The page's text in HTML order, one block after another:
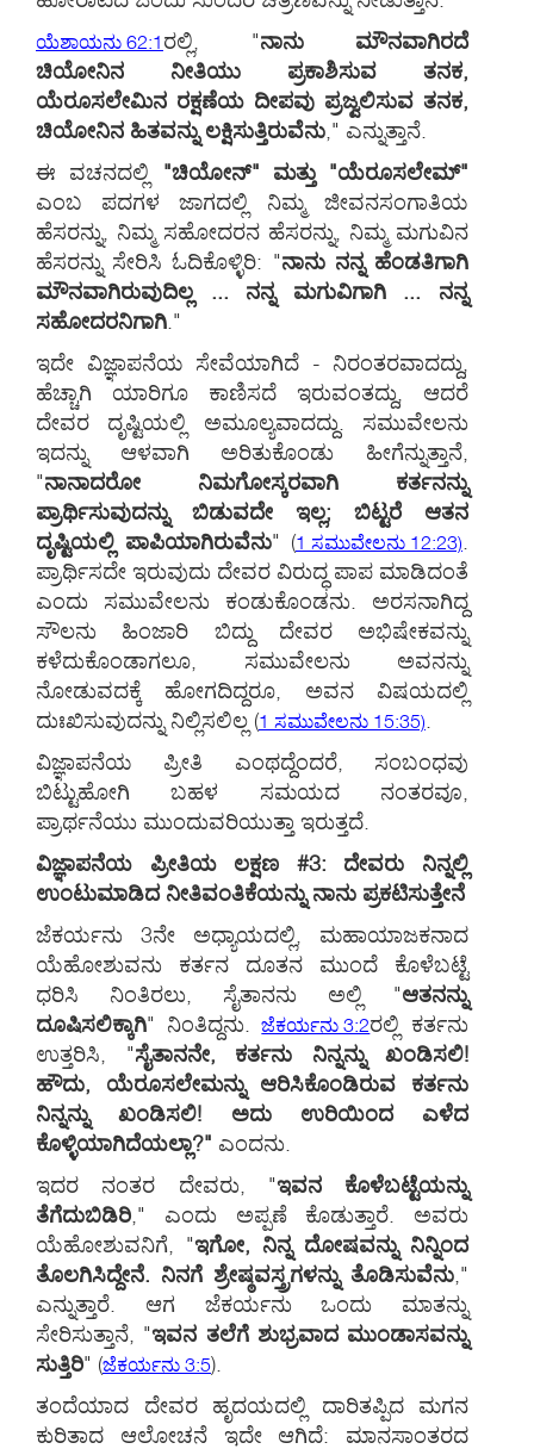
ಯೆಶಾಯನು 62:1 ರಲ್ಲಿ, "ನಾನು ಮೌನವಾಗಿರದೆ
ಚಿಯೋನಿನ ನೀತಿಯು ಪ್ರಕಾಶಿಸುವ ತನಕ,
ಯೆರೂಸಲೇಮಿನ ರಕ್ಷಣೆಯ ದೀಪವು ಪ್ರಜ್ವಲಿಸುವ ತನಕ,
ಚಿಯೋನಿನ ಹಿತವನ್ನು ಲಕ್ಷಿಸುತ್ತಿರುವೆನು ," ಎನ್ನುತ್ತಾನೆ.
ಈ ವಚನದಲ್ಲಿ "ಚಿಯೋನ್" ಮತ್ತು "ಯೆರೂಸಲೇಮ್"
ಎಂಬ ಪದಗಳ ಜಾಗದಲ್ಲಿ ನಿಮ್ಮ ಜೀವನಸಂಗಾತಿಯ
ಹೆಸರನ್ನು, ನಿಮ್ಮ ಸಹೋದರನ ಹೆಸರನ್ನು, ನಿಮ್ಮ ಮಗುವಿನ
ಹೆಸರನ್ನು ಸೇರಿಸಿ ಓದಿಕೊಳ್ಳಿರಿ: "ನಾನು ನನ್ನ ಹೆಂಡತಿಗಾಗಿ
ಮೌನವಾಗಿರುವುದಿಲ್ಲ ... ನನ್ನ ಮಗುವಿಗಾಗಿ ... ನನ್ನ
ಸಹೋದರನಿಗಾಗಿ ."
ಇದೇ ವಿಜ್ಞಾಪನೆಯ ಸೇವೆಯಾಗಿದೆ - ನಿರಂತರವಾದದ್ದು,
ಹೆಚ್ಚಾಗಿ ಯಾರಿಗೂ ಕಾಣಿಸದೆ ಇರುವಂತದ್ದು, ಆದರೆ
ದೇವರ ದೃಷ್ಟಿಯಲ್ಲಿ ಅಮೂಲ್ಯವಾದದ್ದು. ಸಮುವೇಲನು
ಇದನ್ನು ಆಳವಾಗಿ ಅರಿತುಕೊಂಡು ಹೀಗೆನ್ನುತ್ತಾನೆ,
"ನಾನಾದರೋ ನಿಮಗೋಸ್ಕರವಾಗಿ ಕರ್ತನನ್ನು
ಪ್ರಾರ್ಥಿಸುವುದನ್ನು ಬಿಡುವದೇ ಇಲ್ಲ; ಬಿಟ್ಟರೆ ಆತನ
ದೃಷ್ಟಿಯಲ್ಲಿ ಪಾಪಿಯಾಗಿರುವೆನು" (1 ಸಮುವೇಲನು 12:23)
ಪ್ರಾರ್ಥಿಸದೇ ಇರುವುದು ದೇವರ ವಿರುದ್ಧ ಪಾಪ ಮಾಡಿದಂತೆ
ಎಂದು ಸಮುವೇಲನು ಕಂಡುಕೊಂಡನು. ಅರಸನಾಗಿದ್ದ
ಸೌಲನು ಹಿಂಜಾರಿ ಬಿದ್ದು ದೇವರ ಅಭಿಷೇಕವನ್ನು
ಕಳೆದುಕೊಂಡಾಗಲೂ, ಸಮುವೇಲನು ಅವನನ್ನು
ನೋಡುವದಕ್ಕೆ ಹೋಗದಿದ್ದರೂ, ಅವನ ವಿಷಯದಲ್ಲಿ
ದುಃಖಿಸುವುದನ್ನು ನಿಲ್ಲಿಸಲಿಲ್ಲ (1 ಸಮುವೇಲನು 15:35)
ವಿಜ್ಞಾಪನೆಯ ಪ್ರೀತಿ ಎಂಥದ್ದೆಂದರೆ, ಸಂಬಂಧವು
ಬಿಟ್ಟುಹೋಗಿ ಬಹಳ ಸಮಯದ ನಂತರವೂ,
ಪ್ರಾರ್ಥನೆಯು ಮುಂದುವರಿಯುತ್ತಾ ಇರುತ್ತದೆ.
ವಿಜ್ಞಾಪನೆಯ ಪ್ರೀತಿಯ ಲಕ್ಷಣ #3: ದೇವರು ನಿನ್ನಲ್ಲಿ
ಉಂಟುಮಾಡಿದ ನೀತಿವಂತಿಕೆಯನ್ನು ನಾನು ಪ್ರಕಟಿಸುತ್ತೇನೆ
ಜೆಕರ್ಯನು 3ನೇ ಅಧ್ಯಾಯದಲ್ಲಿ, ಮಹಾಯಾಜಕನಾದ
ಯೆಹೋಶುವನು ಕರ್ತನ ದೂತನ ಮುಂದೆ ಕೊಳೆಬಟ್ಟೆ
ಧರಿಸಿ ನಿಂತಿರಲು, ಸೈತಾನನು ಅಲ್ಲಿ "ಆತನನ್ನು
ದೂಷಿಸಲಿಕ್ಕಾಗಿ" ನಿಂತಿದ್ದನು.ಜೆಕರ್ಯನು 3:2ರಲ್ಲಿ ಕರ್ತನು
ಉತ್ತರಿಸಿ, "ಸೈತಾನನೇ, ಕರ್ತನು ನಿನ್ನನ್ನು ಖಂಡಿಸಲಿ!
ಹೌದು, ಯೆರೂಸಲೇಮನ್ನು ಆರಿಸಿಕೊಂಡಿರುವ ಕರ್ತನು
ನಿನ್ನನ್ನು ಖಂಡಿಸಲಿ! ಅದು ಉರಿಯಿಂದ ಎಳೆದ
ಕೊಳ್ಳಿಯಾಗಿದೆಯಲ್ಲಾ?" ಎಂದನು.
ಇದರ ನಂತರ ದೇವರು, "ಇವನ ಕೊಳೆಬಟ್ಟೆಯನ್ನು
ತೆಗೆದುಬಿಡಿರಿ ," ಎಂದು ಅಪ್ಪಣೆ ಕೊಡುತ್ತಾರೆ. ಅವರು
ಯೆಹೋಶುವನಿಗೆ, "ಇಗೋ, ನಿನ್ನ ದೋಷವನ್ನು ನಿನ್ನಿಂದ
ತೊಲಗಿಸಿದ್ದೇನೆ. ನಿನಗೆ ಶ್ರೇಷ್ಠವಸ್ತ್ರಗಳನ್ನು ತೊಡಿಸುವೆನು ,"
ಎನ್ನುತ್ತಾರೆ. ಆಗ ಜೆಕರ್ಯನು ಒಂದು ಮಾತನ್ನು
ಸೇರಿಸುತ್ತಾನೆ, "ಇವನ ತಲೆಗೆ ಶುಭ್ರವಾದ ಮುಂಡಾಸವನ್ನು
ಸುತ್ತಿರಿ" (ಜೆಕರ್ಯನು 3:5).
ತಂದೆಯಾದ ದೇವರ ಹೃದಯದಲ್ಲಿ ದಾರಿತಪ್ಪಿದ ಮಗನ
ಕುರಿತಾದ ಆಲೋಚನೆ ಇದೇ ಆಗಿದೆ: ಮಾನಸಾಂತರದ